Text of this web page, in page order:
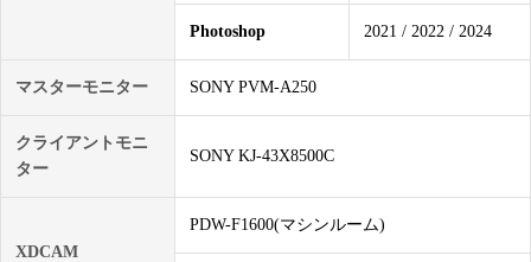
Photoshop 2021 / 2022 / 2024
マスターモニター SONY PVM-A250
クライアントモニ
ター
SONY KJ-43X8500C
XDCAM
PDW-F1600(マシンルーム)